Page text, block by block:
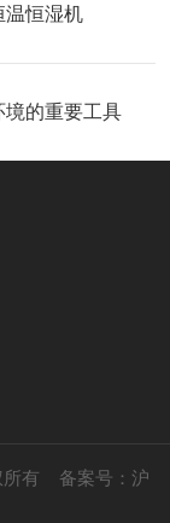
恒湿机
境的重要工具
所有 备案号：沪